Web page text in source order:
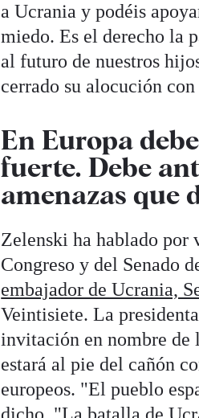
a Ucrania y podéis
miedo. Es el derecho la
al futuro de nuestros
cerrado su alocución
En Europa
fuerte. Debe
amenazas que
Zelenski ha hablado por
Congreso y del Senado
embajador de Ucrania,
Veintisiete. La
invitación en nombre de
estará al pie del cañón
europeos. "El pueblo